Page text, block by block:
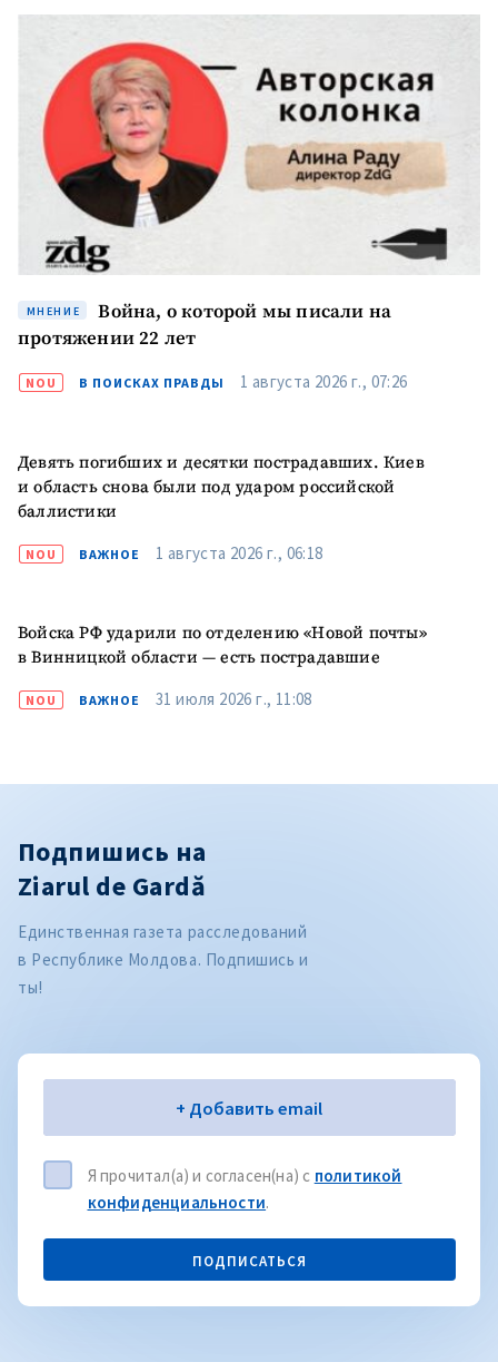
МНЕНИЕ
Война, о которой мы писали на
протяжении 22 лет
NOU В ПОИСКАХ ПРАВДЫ 1 августа 2026 г., 07:26
Девять погибших и десятки пострадавших. Киев
и область снова были под ударом российской
баллистики
NOU ВАЖНОЕ 1 августа 2026 г., 06:18
Войска РФ ударили по отделению «Новой почты»
в Винницкой области — есть пострадавшие
NOU ВАЖНОЕ 31 июля 2026 г., 11:08
Подпишись на
Ziarul de Gardă
Единственная газета расследований
в Республике Молдова. Подпишись и
ты!
Электронная почта+ Добавить email
Я прочитал(а) и согласен(на) с политикой
конфиденциальности.
ПОДПИСАТЬСЯ